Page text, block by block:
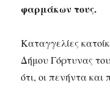
φαρμάκων τους.
Καταγγελίες
Δήμου Γόρτυνας
ότι, οι πενήντα και